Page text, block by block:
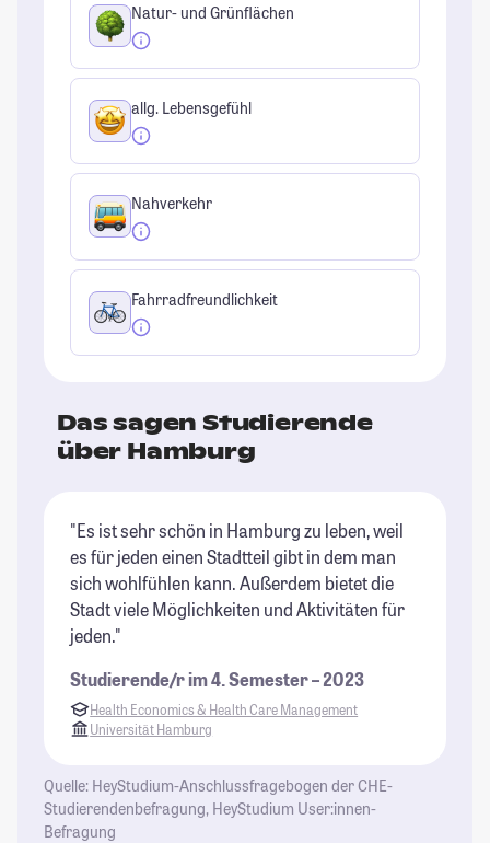
Natur- und Grünflächen
allg. Lebensgefühl
Nahverkehr
Fahrradfreundlichkeit
Das sagen Studierende
über Hamburg
"Es ist sehr schön in Hamburg zu leben, weil
es für jeden einen Stadtteil gibt in dem man
sich wohlfühlen kann. Außerdem bietet die
Stadt viele Möglichkeiten und Aktivitäten für
jeden."
Studierende/r im 4. Semester – 2023
Health Economics & Health Care Management
Universität Hamburg
Quelle: HeyStudium-Anschlussfragebogen der CHE-
Studierendenbefragung, HeyStudium User:innen-
Befragung